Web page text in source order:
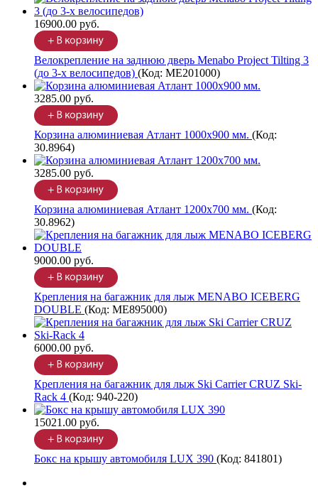
16900.00 руб.
Велокрепление на заднюю дверь Menabo Project Tilting 3
(до 3-х велосипедов) (Код: ME201000)
3285.00 руб.
Корзина алюминиевая Атлант 1000х900 мм. (Код:
30.8964)
3285.00 руб.
Корзина алюминиевая Атлант 1200х700 мм. (Код:
30.8962)
9000.00 руб.
Крепления на багажник для лыж MENABO ICEBERG
DOUBLE (Код: ME895000)
6000.00 руб.
Крепления на багажник для лыж Ski Carrier CRUZ Ski-
Rack 4 (Код: 940-220)
15021.00 руб.
Бокс на крышу автомобиля LUX 390 (Код: 841801)